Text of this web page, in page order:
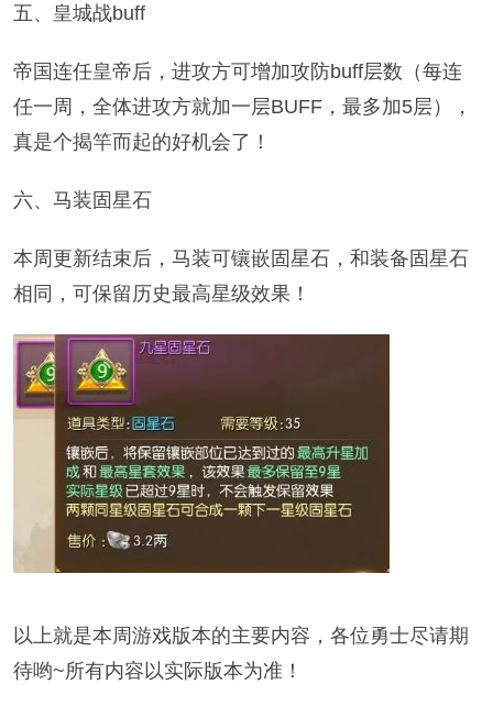
五、皇城战buff
帝国连任皇帝后，进攻方可增加攻防buff层数（每连
任一周，全体进攻方就加一层BUFF，最多加5层），
真是个揭竿而起的好机会了！
六、马装固星石
本周更新结束后，马装可镶嵌固星石，和装备固星石
相同，可保留历史最高星级效果！
以上就是本周游戏版本的主要内容，各位勇士尽请期
待哟~所有内容以实际版本为准！